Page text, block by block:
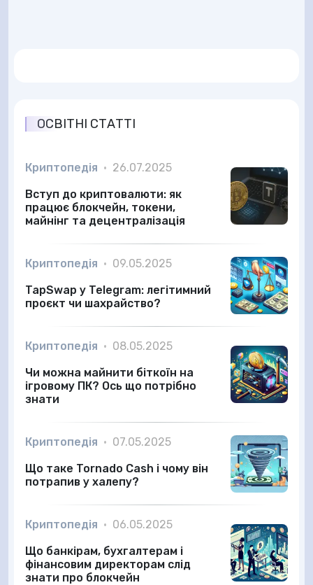
ОСВІТНІ СТАТТІ
Криптопедія • 26.07.2025
Вступ до криптовалюти: як
працює блокчейн, токени,
майнінг та децентралізація
Криптопедія • 09.05.2025
TapSwap у Telegram: легітимний
проєкт чи шахрайство?
Криптопедія • 08.05.2025
Чи можна майнити біткоїн на
ігровому ПК? Ось що потрібно
знати
Криптопедія • 07.05.2025
Що таке Tornado Cash і чому він
потрапив у халепу?
Криптопедія • 06.05.2025
Що банкірам, бухгалтерам і
фінансовим директорам слід
знати про блокчейн